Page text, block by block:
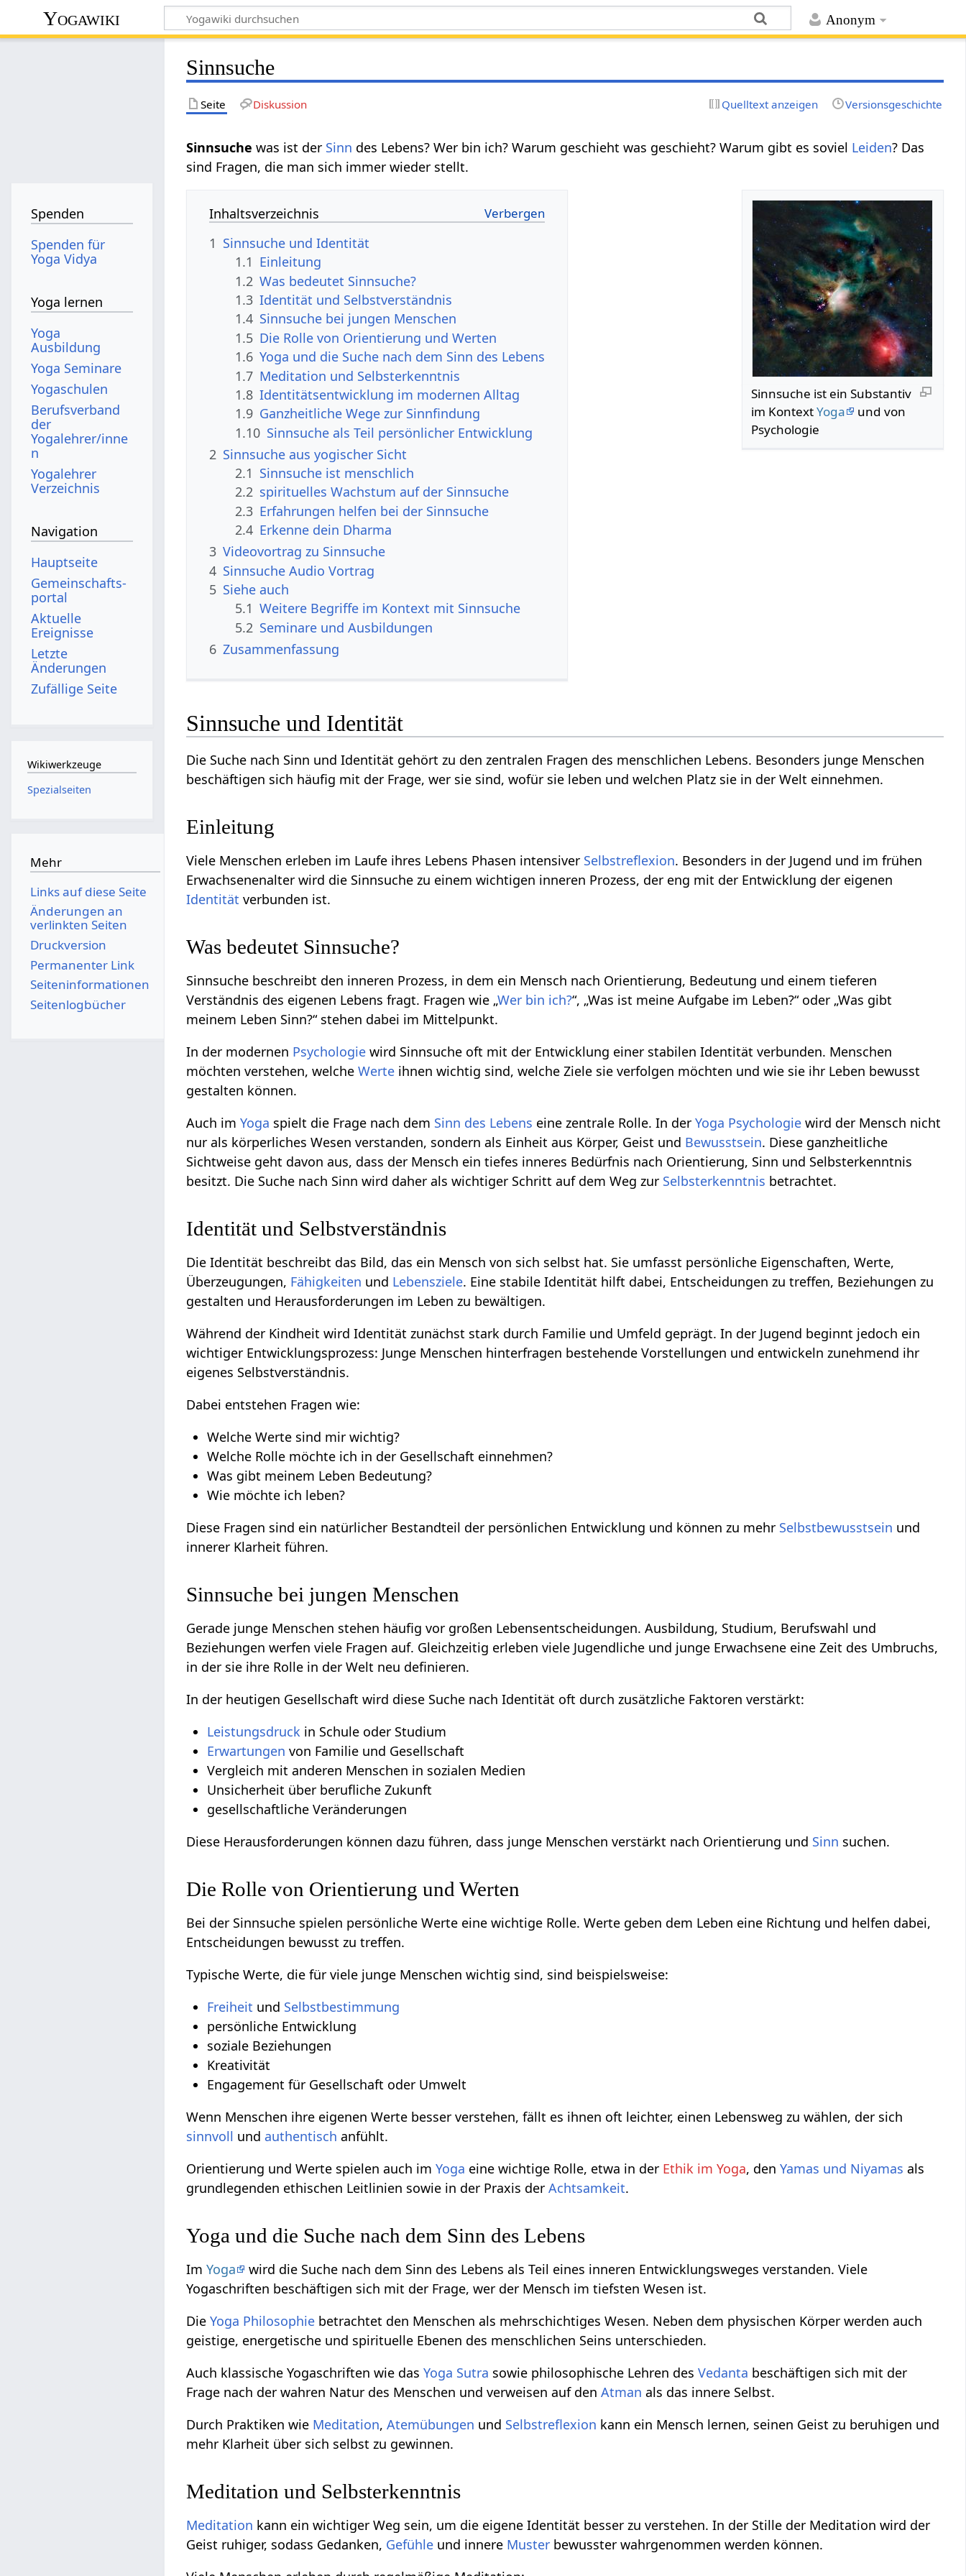
Anonym
Yogawiki
Sinnsuche
Seite Diskussion Quelltext anzeigen Versionsgeschichte
Sinnsuchewas ist der Sinn des Lebens? Wer bin ich? Warum geschieht was geschieht? Warum gibt es soviel Leiden? Das
sind Fragen, die man sich immer wieder stellt.
Sinnsuche ist ein Substantiv
im KontextYoga
und von
Psychologie
Inhaltsverzeichnis
1 Sinnsuche und Identität
1.1 Einleitung
1.2 Was bedeutet Sinnsuche?
1.3 Identität und Selbstverständnis
1.4 Sinnsuche bei jungen Menschen
1.5 Die Rolle von Orientierung und Werten
1.6 Yoga und die Suche nach dem Sinn des Lebens
1.7 Meditation und Selbsterkenntnis
1.8 Identitätsentwicklung im modernen Alltag
1.9 Ganzheitliche Wege zur Sinnfindung
1.10 Sinnsuche als Teil persönlicher Entwicklung
2 Sinnsuche aus yogischer Sicht
2.1 Sinnsuche ist menschlich
2.2 spirituelles Wachstum auf der Sinnsuche
2.3 Erfahrungen helfen bei der Sinnsuche
2.4 Erkenne dein Dharma
3 Videovortrag zu Sinnsuche
4 Sinnsuche Audio Vortrag
5 Siehe auch
5.1 Weitere Begriffe im Kontext mit Sinnsuche
5.2 Seminare und Ausbildungen
6 Zusammenfassung
Sinnsuche und Identität
Die Suche nach Sinn und Identität gehört zu den zentralen Fragen des menschlichen Lebens. Besonders junge Menschen
beschäftigen sich häufig mit der Frage, wer sie sind, wofür sie leben und welchen Platz sie in der Welt einnehmen.
Einleitung
Viele Menschen erleben im Laufe ihres Lebens Phasen intensiver Selbstreflexion. Besonders in der Jugend und im frühen
Erwachsenenalter wird die Sinnsuche zu einem wichtigen inneren Prozess, der eng mit der Entwicklung der eigenen
Identität verbunden ist.
Was bedeutet Sinnsuche?
Sinnsuche beschreibt den inneren Prozess, in dem ein Mensch nach Orientierung, Bedeutung und einem tieferen
Verständnis des eigenen Lebens fragt. Fragen wie „Wer bin ich?“, „Was ist meine Aufgabe im Leben?“ oder „Was gibt
meinem Leben Sinn?“ stehen dabei im Mittelpunkt.
In der modernen Psychologie wird Sinnsuche oft mit der Entwicklung einer stabilen Identität verbunden. Menschen
möchten verstehen, welcheWerte ihnen wichtig sind, welche Ziele sie verfolgen möchten und wie sie ihr Leben bewusst
gestalten können.
Auch imYoga spielt die Frage nach dem Sinn des Lebens eine zentrale Rolle. In derYoga Psychologie wird der Mensch nicht
nur als körperliches Wesen verstanden, sondern als Einheit aus Körper, Geist und Bewusstsein. Diese ganzheitliche
Sichtweise geht davon aus, dass der Mensch ein tiefes inneres Bedürfnis nach Orientierung, Sinn und Selbsterkenntnis
besitzt. Die Suche nach Sinn wird daher als wichtiger Schritt auf dem Weg zur Selbsterkenntnis betrachtet.
Identität und Selbstverständnis
Die Identität beschreibt das Bild, das ein Mensch von sich selbst hat. Sie umfasst persönliche Eigenschaften, Werte,
Überzeugungen, Fähigkeiten und Lebensziele. Eine stabile Identität hilft dabei, Entscheidungen zu treffen, Beziehungen zu
gestalten und Herausforderungen im Leben zu bewältigen.
Während der Kindheit wird Identität zunächst stark durch Familie und Umfeld geprägt. In der Jugend beginnt jedoch ein
wichtiger Entwicklungsprozess: Junge Menschen hinterfragen bestehende Vorstellungen und entwickeln zunehmend ihr
eigenes Selbstverständnis.
Dabei entstehen Fragen wie:
Welche Werte sind mir wichtig?
Welche Rolle möchte ich in der Gesellschaft einnehmen?
Was gibt meinem Leben Bedeutung?
Wie möchte ich leben?
Diese Fragen sind ein natürlicher Bestandteil der persönlichen Entwicklung und können zu mehr Selbstbewusstsein und
innerer Klarheit führen.
Sinnsuche bei jungen Menschen
Gerade junge Menschen stehen häufig vor großen Lebensentscheidungen. Ausbildung, Studium, Berufswahl und
Beziehungen werfen viele Fragen auf. Gleichzeitig erleben viele Jugendliche und junge Erwachsene eine Zeit des Umbruchs,
in der sie ihre Rolle in der Welt neu definieren.
In der heutigen Gesellschaft wird diese Suche nach Identität oft durch zusätzliche Faktoren verstärkt:
Leistungsdruck in Schule oder Studium
Erwartungen von Familie und Gesellschaft
Vergleich mit anderen Menschen in sozialen Medien
Unsicherheit über berufliche Zukunft
gesellschaftliche Veränderungen
Diese Herausforderungen können dazu führen, dass junge Menschen verstärkt nach Orientierung und Sinn suchen.
Die Rolle von Orientierung und Werten
Bei der Sinnsuche spielen persönliche Werte eine wichtige Rolle. Werte geben dem Leben eine Richtung und helfen dabei,
Entscheidungen bewusst zu treffen.
Typische Werte, die für viele junge Menschen wichtig sind, sind beispielsweise:
Freiheit und Selbstbestimmung
persönliche Entwicklung
soziale Beziehungen
Kreativität
Engagement für Gesellschaft oder Umwelt
Wenn Menschen ihre eigenen Werte besser verstehen, fällt es ihnen oft leichter, einen Lebensweg zu wählen, der sich
sinnvoll und authentisch anfühlt.
Orientierung und Werte spielen auch imYoga eine wichtige Rolle, etwa in der Ethik im Yoga, denYamas und Niyamas als
grundlegenden ethischen Leitlinien sowie in der Praxis derAchtsamkeit.
Yoga und die Suche nach dem Sinn des Lebens
ImYoga
wird die Suche nach dem Sinn des Lebens als Teil eines inneren Entwicklungsweges verstanden. Viele
Yogaschriften beschäftigen sich mit der Frage, wer der Mensch im tiefsten Wesen ist.
DieYoga Philosophie betrachtet den Menschen als mehrschichtiges Wesen. Neben dem physischen Körper werden auch
geistige, energetische und spirituelle Ebenen des menschlichen Seins unterschieden.
Auch klassische Yogaschriften wie dasYoga Sutra sowie philosophische Lehren desVedanta beschäftigen sich mit der
Frage nach der wahren Natur des Menschen und verweisen auf denAtman als das innere Selbst.
Durch Praktiken wie Meditation,Atemübungen und Selbstreflexion kann ein Mensch lernen, seinen Geist zu beruhigen und
mehr Klarheit über sich selbst zu gewinnen.
Meditation und Selbsterkenntnis
Meditation kann ein wichtiger Weg sein, um die eigene Identität besser zu verstehen. In der Stille der Meditation wird der
Geist ruhiger, sodass Gedanken, Gefühle und innere Muster bewusster wahrgenommen werden können.
Spenden
Spenden für
Yoga Vidya
Yoga lernen
Yoga
Ausbildung
Yoga Seminare
Yogaschulen
Berufsverband
der
Yogalehrer/inne
n
Yogalehrer
Verzeichnis
Navigation
Hauptseite
Gemeinschafts­
portal
Aktuelle
Ereignisse
Letzte
Änderungen
Zufällige Seite
Wikiwerkzeuge
Spezialseiten
Mehr
Links auf diese Seite
Änderungen an
verlinkten Seiten
Druckversion
Permanenter Link
Seiten­­informationen
Seitenlogbücher